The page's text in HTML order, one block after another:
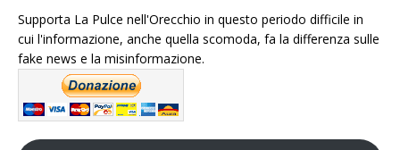
Supporta La Pulce nell'Orecchio in questo periodo difficile in
cui l'informazione, anche quella scomoda, fa la differenza sulle
fake news e la misinformazione.